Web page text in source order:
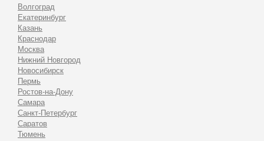
Волгоград
Екатеринбург
Казань
Краснодар
Москва
Нижний Новгород
Новосибирск
Пермь
Ростов-на-Дону
Самара
Санкт-Петербург
Саратов
Тюмень